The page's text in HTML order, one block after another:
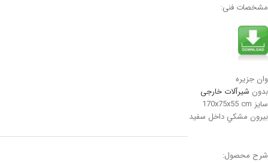
مشخصات فنی:
وان جزيره
بدون شیرآلات خارجی
سايز 170x75x55 cm
بيرون مشكي داخل سفيد
شرح محصول: